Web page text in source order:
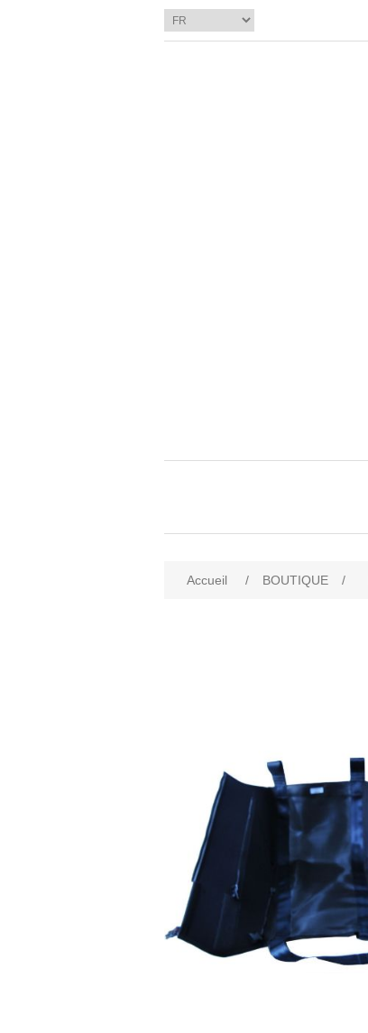
Accueil / BOUTIQUE /